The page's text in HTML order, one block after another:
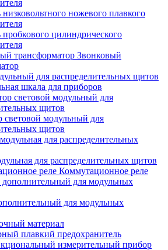
ножевого плавкого
пробкового цилиндрического
Звонковый
для распределительных щитов
шкала для приборов
световой модульный для
щитов
для распределительных щитов
Коммутационное реле
для модульных
материал
плавкий предохранитель
измерительный прибор